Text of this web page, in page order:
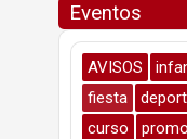
Eventos
AVISOS
fiesta
curso
promo